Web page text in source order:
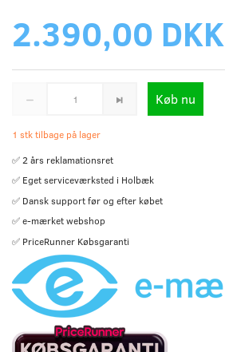
2.390,00 DKK
Køb nu
1 stk tilbage på lager
✅ 2 års reklamationsret
✅ Eget serviceværksted i Holbæk
✅ Dansk support før og efter købet
✅ e-mærket webshop
✅ PriceRunner Købsgaranti